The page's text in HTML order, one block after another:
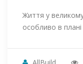
Життя у
особливо в